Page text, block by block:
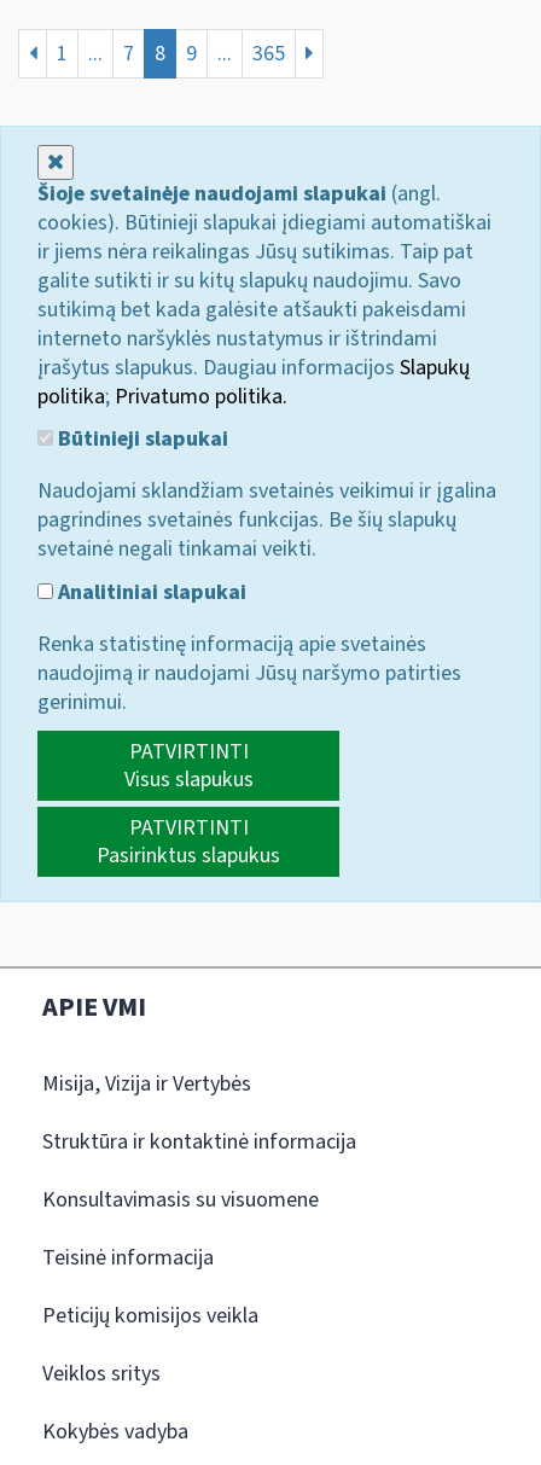
1 ... 7 8 9 ... 365
Šioje svetainėje naudojami slapukai (angl.
cookies). Būtinieji slapukai įdiegiami automatiškai
ir jiems nėra reikalingas Jūsų sutikimas. Taip pat
galite sutikti ir su kitų slapukų naudojimu. Savo
sutikimą bet kada galėsite atšaukti pakeisdami
interneto naršyklės nustatymus ir ištrindami
įrašytus slapukus. Daugiau informacijos Slapukų
politika; Privatumo politika.
Būtinieji slapukai
Naudojami sklandžiam svetainės veikimui ir įgalina
pagrindines svetainės funkcijas. Be šių slapukų
svetainė negali tinkamai veikti.
Analitiniai slapukai
Renka statistinę informaciją apie svetainės
naudojimą ir naudojami Jūsų naršymo patirties
gerinimui.
PATVIRTINTI
Visus slapukus
PATVIRTINTI
Pasirinktus slapukus
APIE VMI
Misija, Vizija ir Vertybės
Struktūra ir kontaktinė informacija
Konsultavimasis su visuomene
Teisinė informacija
Peticijų komisijos veikla
Veiklos sritys
Kokybės vadyba